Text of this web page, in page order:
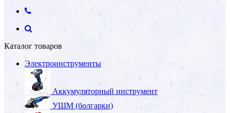
Каталог товаров
Электроинструменты
Аккумуляторный инструмент
УШМ (болгарки)